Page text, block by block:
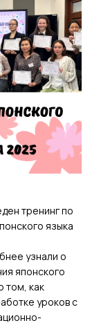
тренинг по
языка
узнали о
японского
том, как
уроков с